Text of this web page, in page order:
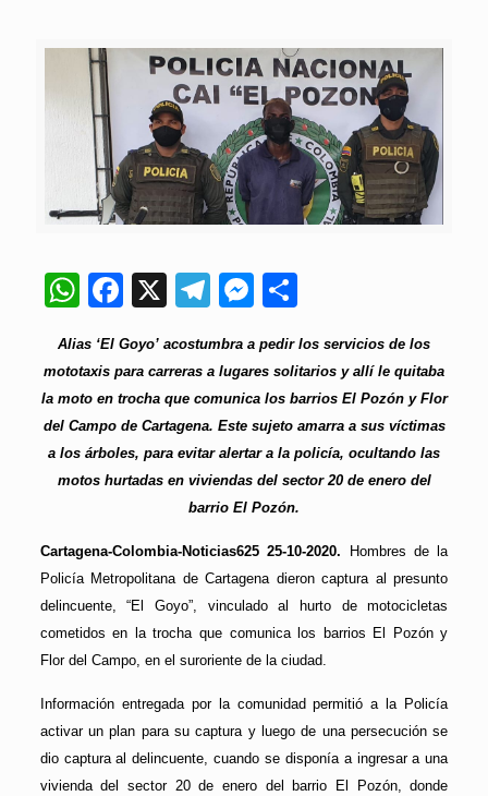
WhatsApp
Facebook
X Telegram
Messenger
Alias ‘El Goyo’ acostumbra a pedir los servicios de los
mototaxis para carreras a lugares solitarios y allí le quitaba
la moto en trocha que comunica los barrios El Pozón y Flor
del Campo de Cartagena. Este sujeto amarra a sus víctimas
a los árboles, para evitar alertar a la policía, ocultando las
motos hurtadas en viviendas del sector 20 de enero del
barrio El Pozón.
Cartagena-Colombia-Noticias625 25-10-2020. Hombres de la
Policía Metropolitana de Cartagena dieron captura al presunto
delincuente, “El Goyo”, vinculado al hurto de motocicletas
cometidos en la trocha que comunica los barrios El Pozón y
Flor del Campo, en el suroriente de la ciudad.
Información entregada por la comunidad permitió a la Policía
activar un plan para su captura y luego de una persecución se
dio captura al delincuente, cuando se disponía a ingresar a una
vivienda del sector 20 de enero del barrio El Pozón, donde